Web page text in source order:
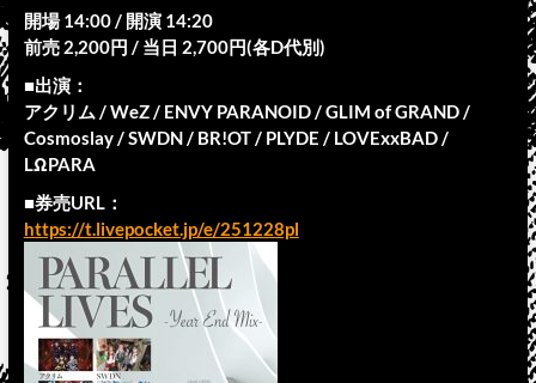
開場 14:00 / 開演 14:20
前売 2,200円 / 当日 2,700円(各D代別)
■出演：
アクリム / WeZ / ENVY PARANOID / GLIM of GRAND /
Cosmoslay / SWDN / BR!OT / PLYDE / LOVExxBAD /
LΩPARA
■券売URL：
https://t.livepocket.jp/e/251228pl